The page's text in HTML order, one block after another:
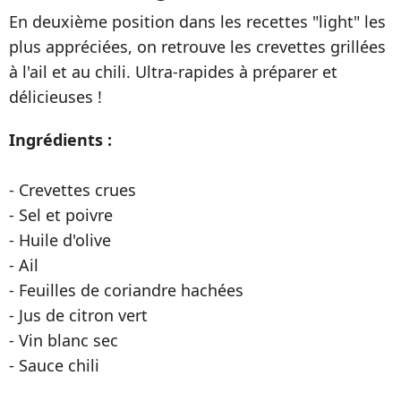
En deuxième position dans les recettes "light" les
plus appréciées, on retrouve les crevettes grillées
à l'ail et au chili. Ultra-rapides à préparer et
délicieuses !
Ingrédients :
- Crevettes crues
- Sel et poivre
- Huile d'olive
- Ail
- Feuilles de coriandre hachées
- Jus de citron vert
- Vin blanc sec
- Sauce chili